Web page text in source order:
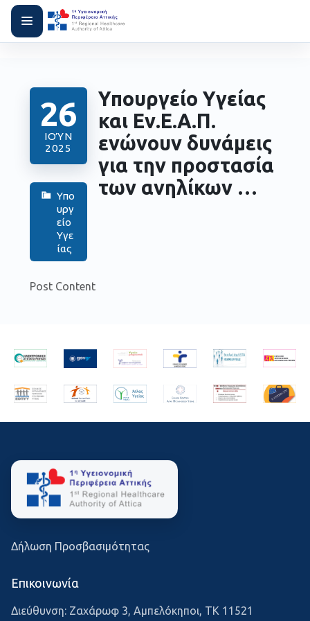
26
ΙΟΎΝ
2025
Υπο
υργ
είο
Υγε
ίας
Υπουργείο Υγείας
και Εν.Ε.Α.Π.
ενώνουν δυνάμεις
για την προστασία
των ανηλίκων …
Post Content
Δήλωση Προσβασιμότητας
Επικοινωνία
Διεύθυνση: Ζαχάρωφ 3, Αμπελόκηποι, ΤΚ 11521